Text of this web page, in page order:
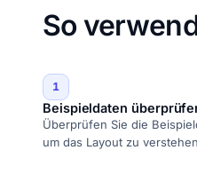
So
1
Beispieldaten
Überprüfen Sie die
um das Layout zu